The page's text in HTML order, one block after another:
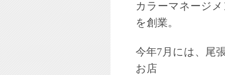
カラーマネージ
を創業。
今年7月には、尾
お店